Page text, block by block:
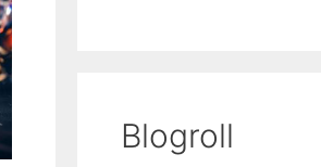
Blogroll